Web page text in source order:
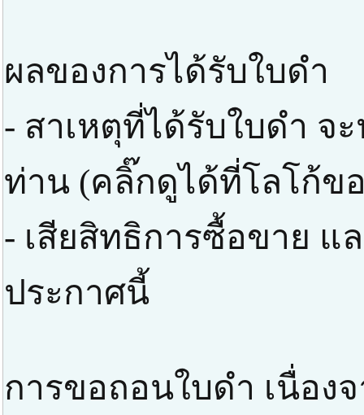
ผลของการได้รับใบดำ
- สาเหตุที่ได้รับใบดำ จ
ท่าน (คลิ๊กดูได้ที่โลโก้ข
- เสียสิทธิการซื้อขาย แ
ประกาศนี้
การขอถอนใบดำ เนื่อง